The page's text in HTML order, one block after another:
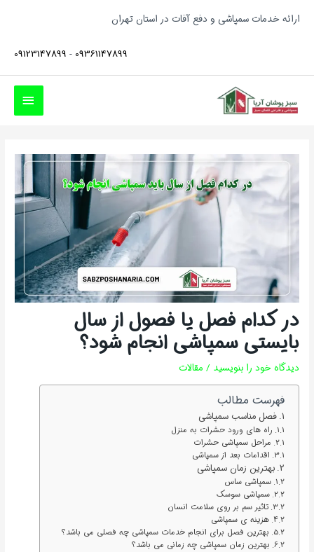
ارائه خدمات سمپاشی و دفع آفات در استان تهران
09361147899
-
09123147899
در کدام فصل یا فصول از سال
بایستی سمپاشی انجام شود؟
دیدگاه‌ خود را بنویسید / مقالات
فهرست مطالب
فصل مناسب سمپاشی
راه های ورود حشرات به منزل
مراحل سمپاشی حشرات
اقدامات بعد از سمپاشی
بهترین زمان سمپاشی
سمپاشی ساس
سمپاشی سوسک
تاثیر سم بر روی سلامت انسان
هزینه ی سمپاشی
بهترین فصل برای انجام خدمات سمپاشی چه فصلی می باشد؟
بهترین زمان سمپاشی چه زمانی می باشد؟
نوشته‌ها